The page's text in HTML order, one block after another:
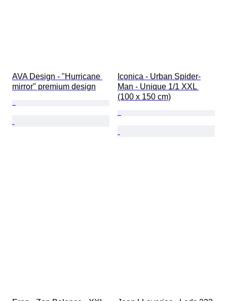
AVA Design - "Hurricane
mirror" premium design
Iconica - Urban Spider-
Man - Unique 1/1 XXL
(100 x 150 cm)